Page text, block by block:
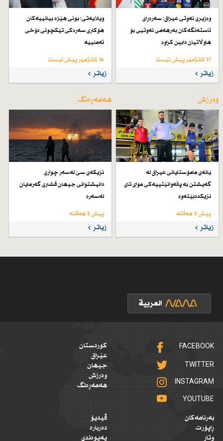
وەزیری نەوتی عیراق: سەرەڕای
ئاستەنگەكان بەرهەمی نەوتیی بۆ
هاوڵاتیان دابین كراوە
17 کاتژمێر پێش ئێستا
زیاتر
ویلایەتی: بونی هێزە بیانییەكان
هۆكاری سەرەكی تێكچونی دۆخی
ئەمنییە
16 کاتژمێر پێش ئێستا
زیاتر
وەرزش
یانەی مامۆستایانی عیراق لە
گەیشتن بە پاڵەوانێتییەكی موای تای
نزیكدەبێتەوە
پێش 2 هەفتە
زیاتر
هەمەڕەنگ
نزیكەی سێ لەسەر چواری
دانیشتوانی جیهان فشاری گەرمایان
لەسەرە
پێش 2 هەفتە
زیاتر
FACEBOOK
TWITTER
INSTAGRAM
YOUTUBE
کوردستان
عێراق
جیهان
وەرزش
هەمەڕەنگ
بەرنامەکان
ڕاپۆرت
وتار
ڤیدیۆ
دەربارە
پەیوەندی